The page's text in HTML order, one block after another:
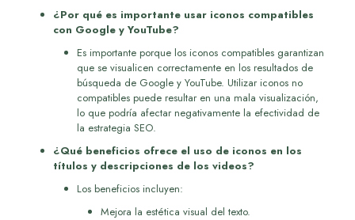
¿Por qué es importante usar iconos compatibles
con Google y YouTube?
Es importante porque los iconos compatibles garantizan
que se visualicen correctamente en los resultados de
búsqueda de Google y YouTube. Utilizar iconos no
compatibles puede resultar en una mala visualización,
lo que podría afectar negativamente la efectividad de
la estrategia SEO.
¿Qué beneficios ofrece el uso de iconos en los
títulos y descripciones de los videos?
Los beneficios incluyen:
Mejora la estética visual del texto.